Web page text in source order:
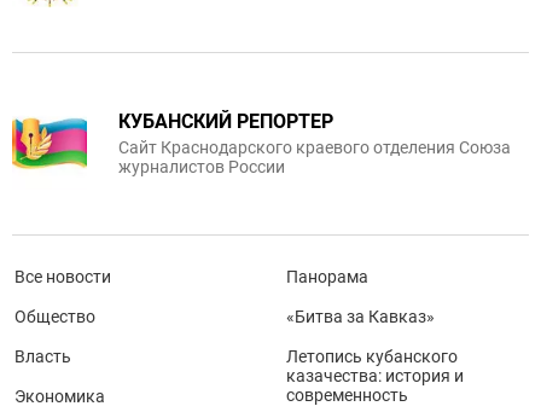
КУБАНСКИЙ РЕПОРТЕР
Сайт Краснодарского краевого отделения Союза
журналистов России
Все новости
Общество
Власть
Экономика
Панорама
«Битва за Кавказ»
Летопись кубанского
казачества: история и
современность